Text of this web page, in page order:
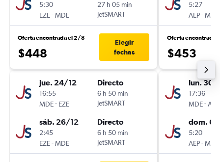
5:30
EZE-MDE
27 h 05 min
JetSMART
Oferta encontrada el 2/8
$448
Elegir
fechas
jue. 24/12
16:55
MDE- EZE
Directo
6 h 50 min
JetSMART
sáb. 26/12
2:45
EZE-MDE
Directo
6 h 50 min
JetSMART
5:27
AEP-MDE
Oferta encontrada
$453
lun. 30/
17:36
MDE-AEP
dom. 6/
5:20
AEP-MDE